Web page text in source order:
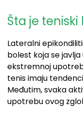
Šta je teniski
Lateralni
bolest koja se
ekstremnoj
tenis imaju
Međutim, svaka
upotrebu ovog